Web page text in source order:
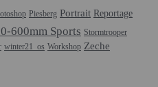
Piesberg Portrait Reportage
600mm Sports Stormtrooper
winter21_os Workshop Zeche